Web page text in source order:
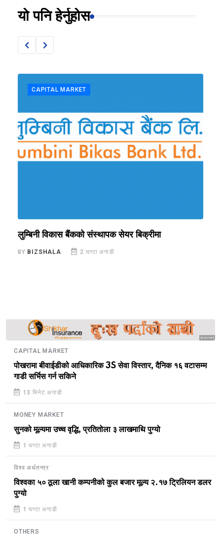
यो पनि हेर्नुहोस
CAPITAL MARKET
लुम्बिनी विकास बैंकको संस्थापक सेयर बिक्रीमा
BY BIZSHALA 2 घण्टा अगाडी
Sponsored
CAPITAL MARKET
पोखरामा बीवाईडीको आधिकारिक 3S सेवा विस्तार, दैनिक १६ वटासम्म
गाडी सर्भिस गर्न सकिने
13 मिनेट अगाडी
MONEY MARKET
सुनको मूल्यमा उच्च वृद्धि, प्रतितोला ३ लाखमाथि पुग्यो
1 घण्टा अगाडी
विश्व अर्थतन्त्र
विश्वका ५० ठूला खानी कम्पनीको कुल बजार मूल्य २.१७ ट्रिलियन डलर
पुग्यो
1 घण्टा अगाडी
OTHERS